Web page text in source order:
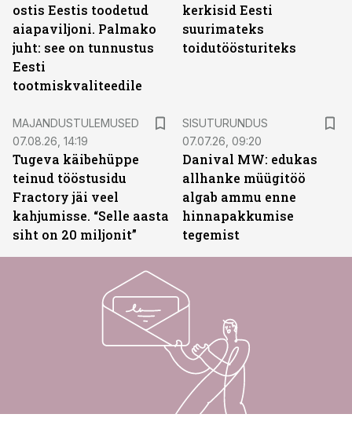
ostis Eestis toodetud
aiapaviljoni. Palmako
juht: see on tunnustus
Eesti
tootmiskvaliteedile
kerkisid Eesti
suurimateks
toidutöösturiteks
MAJANDUSTULEMUSED
07.08.26, 14:19
Tugeva käibehüppe
teinud tööstusidu
Fractory jäi veel
kahjumisse. “Selle aasta
siht on 20 miljonit”
SISUTURUNDUS
07.07.26, 09:20
Danival MW: edukas
allhanke müügitöö
algab ammu enne
hinnapakkumise
tegemist